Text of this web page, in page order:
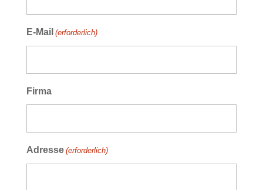
E-Mail (erforderlich)
Firma
Adresse (erforderlich)